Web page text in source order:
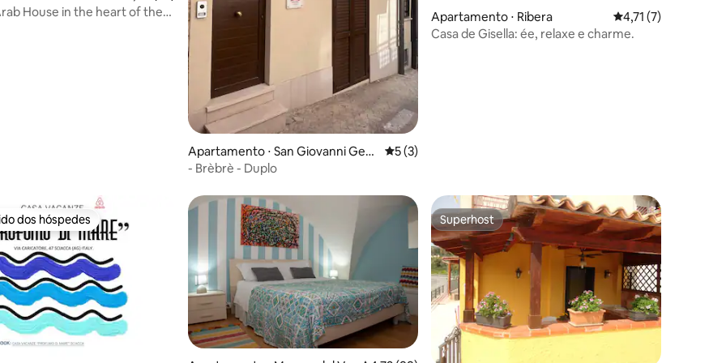
House in the heart of the
Apartamento ⋅ San Giovanni Gem
ini
5 de uma avaliação média de 5, 3 avaliações
5 (3)
- Brèbrè - Duplo
Apartamento ⋅ Ribera 4,71 de uma
4,71 (7)
Casa de Gisella: ée, relaxe e charme.
preferidos dos hóspedes
dos hóspedes Superhost
Superhost